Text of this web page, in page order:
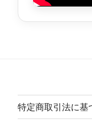
特定商取引法に基